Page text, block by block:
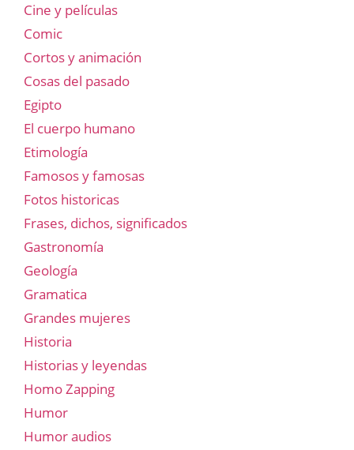
Cine y películas
Comic
Cortos y animación
Cosas del pasado
Egipto
El cuerpo humano
Etimología
Famosos y famosas
Fotos historicas
Frases, dichos, significados
Gastronomía
Geología
Gramatica
Grandes mujeres
Historia
Historias y leyendas
Homo Zapping
Humor
Humor audios